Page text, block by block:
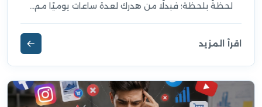
لحظةً بلحظة؛ فبدلًا من هدرك لعدة ساعات يوميًا مم...
اقرأ المزيد